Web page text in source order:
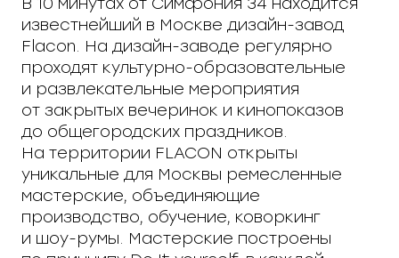
известнейший в Москве дизайн-завод
Flacon. На дизайн-заводе регулярно
проходят культурно-образовательные
и развлекательные мероприятия
от закрытых вечеринок и кинопоказов
до общегородских праздников.
На территории FLACON открыты
уникальные для Москвы ремесленные
мастерские, объединяющие
производство, обучение, коворкинг
и шоу-румы. Мастерские построены